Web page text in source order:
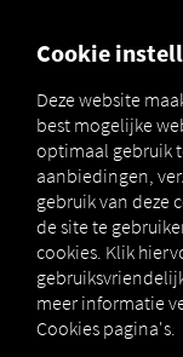
Marketplace
Cookie
Deze website
best mogelijke
optimaal gebruik
aanbiedingen,
gebruik van deze
de site te
cookies. Klik
meer informatie
Cookies pagina's.